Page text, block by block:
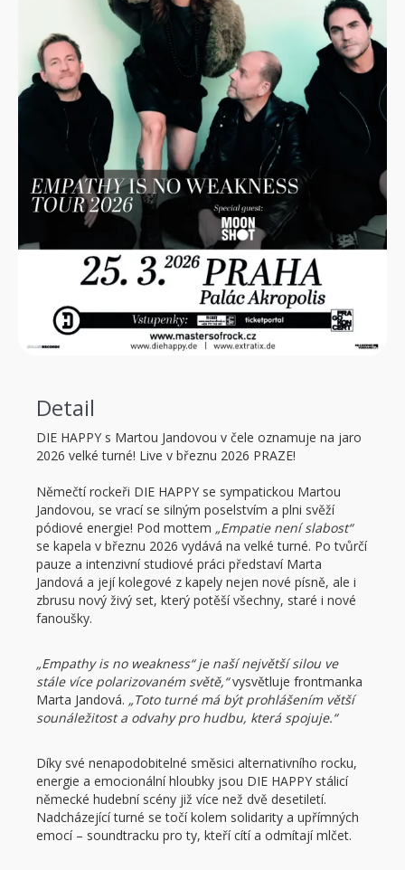
Detail
DIE HAPPY s Martou Jandovou v čele oznamuje na jaro
2026 velké turné! Live v březnu 2026 PRAZE!
Němečtí rockeři DIE HAPPY se sympatickou Martou
Jandovou, se vrací se silným poselstvím a plni svěží
pódiové energie! Pod mottem „Empatie není slabost“
se kapela v březnu 2026 vydává na velké turné. Po tvůrčí
pauze a intenzivní studiové práci představí Marta
Jandová a její kolegové z kapely nejen nové písně, ale i
zbrusu nový živý set, který potěší všechny, staré i nové
fanoušky.
„Empathy is no weakness“ je naší největší silou ve
stále více polarizovaném světě,“vysvětluje frontmanka
Marta Jandová. „Toto turné má být prohlášením větší
sounáležitost a odvahy pro hudbu, která spojuje.“
Díky své nenapodobitelné směsici alternativního rocku,
energie a emocionální hloubky jsou DIE HAPPY stálicí
německé hudební scény již více než dvě desetiletí.
Nadcházející turné se točí kolem solidarity a upřímných
emocí – soundtracku pro ty, kteří cítí a odmítají mlčet.